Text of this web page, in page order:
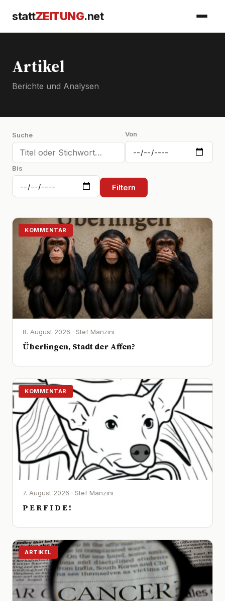
stattZEITUNG.net
Artikel
Berichte und Analysen
Suche Von
Bis
Filtern
KOMMENTAR
8. August 2026 · Stef Manzini
Überlingen, Stadt der Affen?
KOMMENTAR
7. August 2026 · Stef Manzini
P E R F I D E !
ARTIKEL